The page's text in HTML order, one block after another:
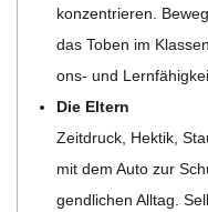
kon­zen­trie­ren.
das Toben im
ons- und
Die Eltern
Zeit­druck, Hek­tik,
mit dem Auto zur
gend­li­chen All­tag.